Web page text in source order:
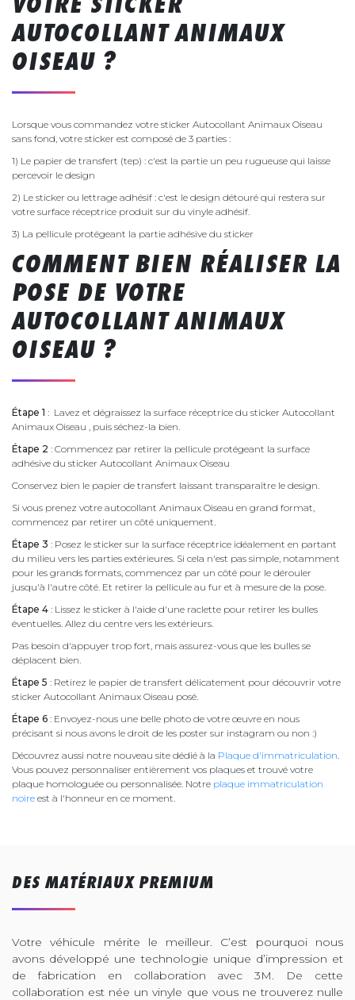
AUTOCOLLANT ANIMAUX
OISEAU ?
Lorsque vous commandez votre sticker Autocollant Animaux Oiseau
sans fond, votre sticker est composé de 3 parties :
1) Le papier de transfert (tep) : c'est la partie un peu rugueuse qui laisse
percevoir le design
2) Le sticker ou lettrage adhésif : c'est le design détouré qui restera sur
votre surface réceptrice produit sur du vinyle adhésif.
3) La pellicule protégeant la partie adhésive du sticker
COMMENT BIEN RÉALISER LA
POSE DE VOTRE
AUTOCOLLANT ANIMAUX
OISEAU ?
Étape 1 : Lavez et dégraissez la surface réceptrice du sticker Autocollant
Animaux Oiseau , puis séchez-la bien.
Étape 2 : Commencez par retirer la pellicule protégeant la surface
adhésive du sticker Autocollant Animaux Oiseau
Conservez bien le papier de transfert laissant transparaître le design.
Si vous prenez votre autocollant Animaux Oiseau en grand format,
commencez par retirer un côté uniquement.
Étape 3 : Posez le sticker sur la surface réceptrice idéalement en partant
du milieu vers les parties extérieures. Si cela n'est pas simple, notamment
pour les grands formats, commencez par un côté pour le dérouler
jusqu'à l'autre côté. Et retirer la pellicule au fur et à mesure de la pose.
Étape 4 : Lissez le sticker à l'aide d'une raclette pour retirer les bulles
éventuelles. Allez du centre vers les extérieurs.
Pas besoin d'appuyer trop fort, mais assurez-vous que les bulles se
déplacent bien.
Étape 5 : Retirez le papier de transfert délicatement pour découvrir votre
sticker Autocollant Animaux Oiseau posé.
Étape 6 : Envoyez-nous une belle photo de votre œuvre en nous
précisant si nous avons le droit de les poster sur instagram ou non :)
Découvrez aussi notre nouveau site dédié à la Plaque d'immatriculation
Vous pouvez personnaliser entièrement vos plaques et trouvé votre
plaque homologuée ou personnalisée. Notre plaque immatriculation
noire est à l'honneur en ce moment.
DES MATÉRIAUX PREMIUM
Votre véhicule mérite le meilleur. C’est pourquoi nous
avons développé une technologie unique d’impression et
de fabrication en collaboration avec 3M. De cette
collaboration est née un vinyle que vous ne trouverez nulle